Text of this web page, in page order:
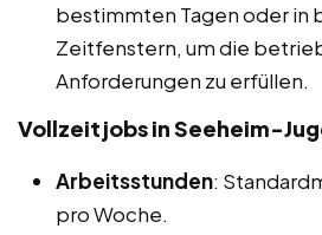
bestimmten Tagen oder in
Zeitfenstern, um die
Anforderungen zu erfüllen.
Vollzeitjobs in Seeheim-
Arbeitsstunden:
pro Woche.